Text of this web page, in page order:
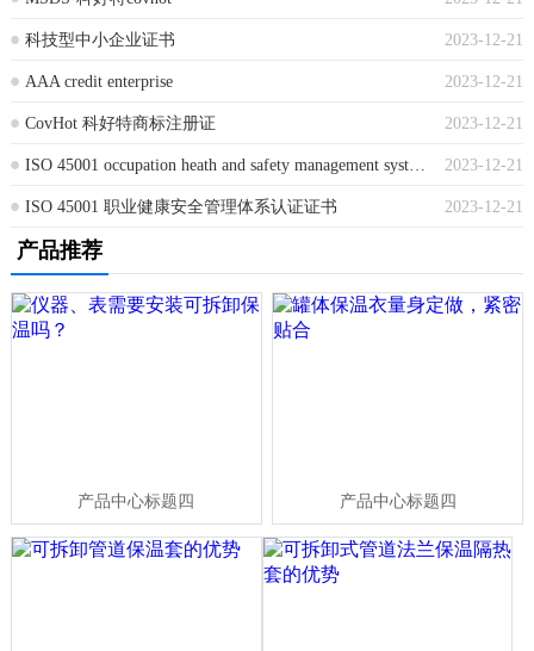
2023-12-21
科技型中小企业证书
2023-12-21
AAA credit enterprise
2023-12-21
CovHot 科好特商标注册证
2023-12-21
ISO 45001 occupation heath and safety management system certification
2023-12-21
ISO 45001 职业健康安全管理体系认证证书
产品推荐
产品中心标题四 产品中心标题四